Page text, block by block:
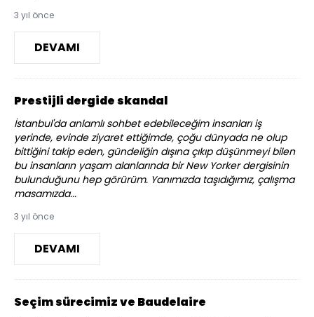
3 yıl önce
DEVAMI
Prestijli dergide skandal
İstanbul'da anlamlı sohbet edebileceğim insanları iş
yerinde, evinde ziyaret ettiğimde, çoğu dünyada ne olup
bittiğini takip eden, gündeliğin dışına çıkıp düşünmeyi bilen
bu insanların yaşam alanlarında bir New Yorker dergisinin
bulunduğunu hep görürüm. Yanımızda taşıdığımız, çalışma
masamızda...
3 yıl önce
DEVAMI
Seçim sürecimiz ve Baudelaire